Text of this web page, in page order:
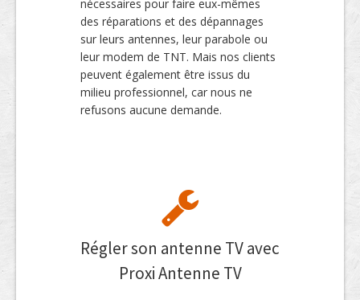
nécessaires pour faire eux-mêmes
des réparations et des dépannages
sur leurs antennes, leur parabole ou
leur modem de TNT. Mais nos clients
peuvent également être issus du
milieu professionnel, car nous ne
refusons aucune demande.
Régler son antenne TV avec
Proxi Antenne TV